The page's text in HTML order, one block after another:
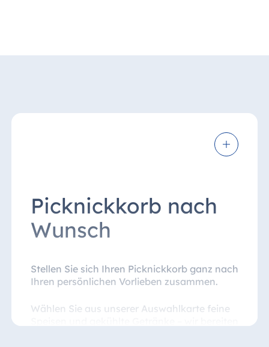
Picknickkorb nach
Wunsch
Stellen Sie sich Ihren Picknickkorb ganz nach
Ihren persönlichen Vorlieben zusammen.
Wählen Sie aus unserer Auswahlkarte feine